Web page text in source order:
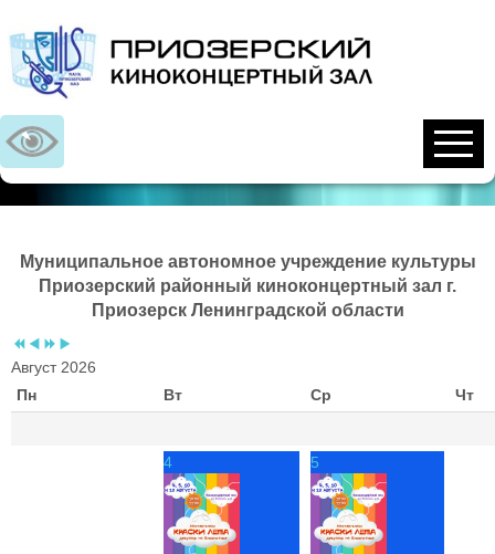
Муниципальное автономное учреждение культуры
Приозерский районный киноконцертный зал г.
Приозерск Ленинградской области
Август 2026
Пн
Вт Ср Чт
4 5